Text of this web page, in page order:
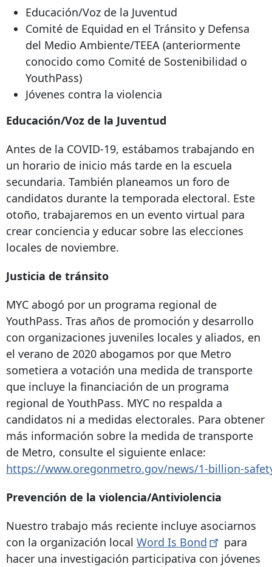
Educación/Voz de la Juventud
Comité de Equidad en el Tránsito y Defensa
del Medio Ambiente/TEEA (anteriormente
conocido como Comité de Sostenibilidad o
YouthPass)
Jóvenes contra la violencia
Educación/Voz de la Juventud
Antes de la COVID-19, estábamos trabajando en
un horario de inicio más tarde en la escuela
secundaria. También planeamos un foro de
candidatos durante la temporada electoral. Este
otoño, trabajaremos en un evento virtual para
crear conciencia y educar sobre las elecciones
locales de noviembre.
Justicia de tránsito
MYC abogó por un programa regional de
YouthPass. Tras años de promoción y desarrollo
con organizaciones juveniles locales y aliados, en
el verano de 2020 abogamos por que Metro
sometiera a votación una medida de transporte
que incluye la financiación de un programa
regional de YouthPass. MYC no respalda a
candidatos ni a medidas electorales. Para obtener
más información sobre la medida de transporte
de Metro, consulte el siguiente enlace:
https://www.oregonmetro.gov/news/1-billion-
Prevención de la violencia/Antiviolencia
Nuestro trabajo más reciente incluye asociarnos
con la organización local Word Is Bond
para
hacer una investigación participativa con jóvenes